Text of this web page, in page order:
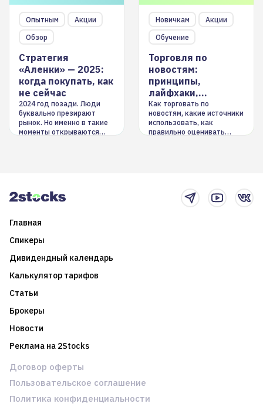
Опытным
Акции
Обзор
Стратегия
«Аленки» — 2025:
когда покупать, как
не сейчас
2024 год позади. Люди
буквально презирают
рынок. Но именно в такие
моменты открываются
Новичкам
Акции
Обучение
Торговля по
новостям:
принципы,
лайфхаки,
инструменты
Как торговать по
новостям, какие источники
использовать, как
правильно оценивать
Главная
Спикеры
Дивидендный календарь
Калькулятор тарифов
Статьи
Брокеры
Новости
Реклама на 2Stocks
Договор оферты
Пользовательское соглашение
Политика конфиденциальности